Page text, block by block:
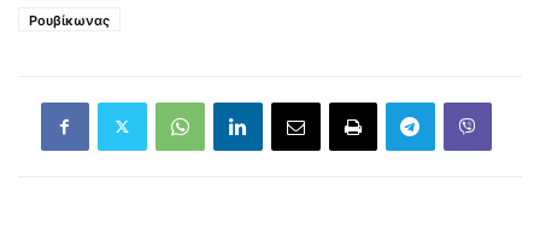
Ρουβίκωνας